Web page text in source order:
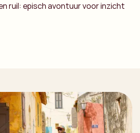
ruil: episch avontuur voor inzicht